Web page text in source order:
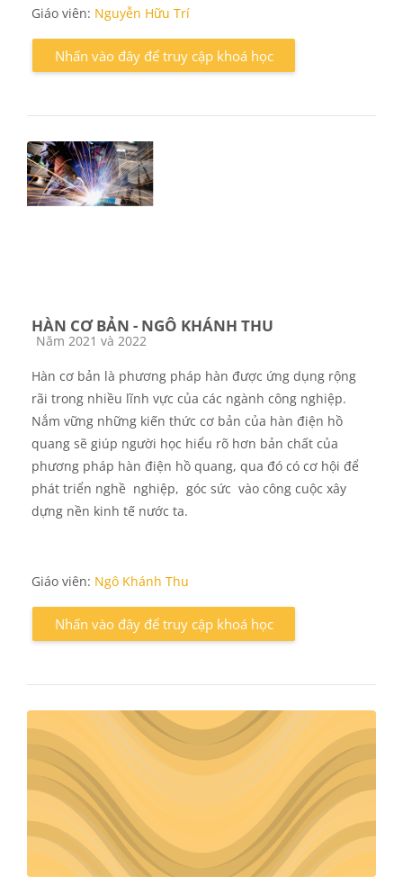
Giáo viên: Nguyễn Hữu Trí
Nhấn vào đây để truy cập khoá học
HÀN CƠ BẢN - NGÔ KHÁNH THU
Các loại khóa học
Năm 2021 và 2022
Hàn cơ bản là phương pháp hàn được ứng dụng rộng
rãi trong nhiều lĩnh vực của các ngành công nghiệp.
Nắm vững những kiến thức cơ bản của hàn điện hồ
quang sẽ giúp người học hiểu rõ hơn bản chất của
phương pháp hàn điện hồ quang, qua đó có cơ hội để
phát triển nghề nghiệp, góc sức vào công cuộc xây
dựng nền kinh tế nước ta.
Giáo viên: Ngô Khánh Thu
Nhấn vào đây để truy cập khoá học